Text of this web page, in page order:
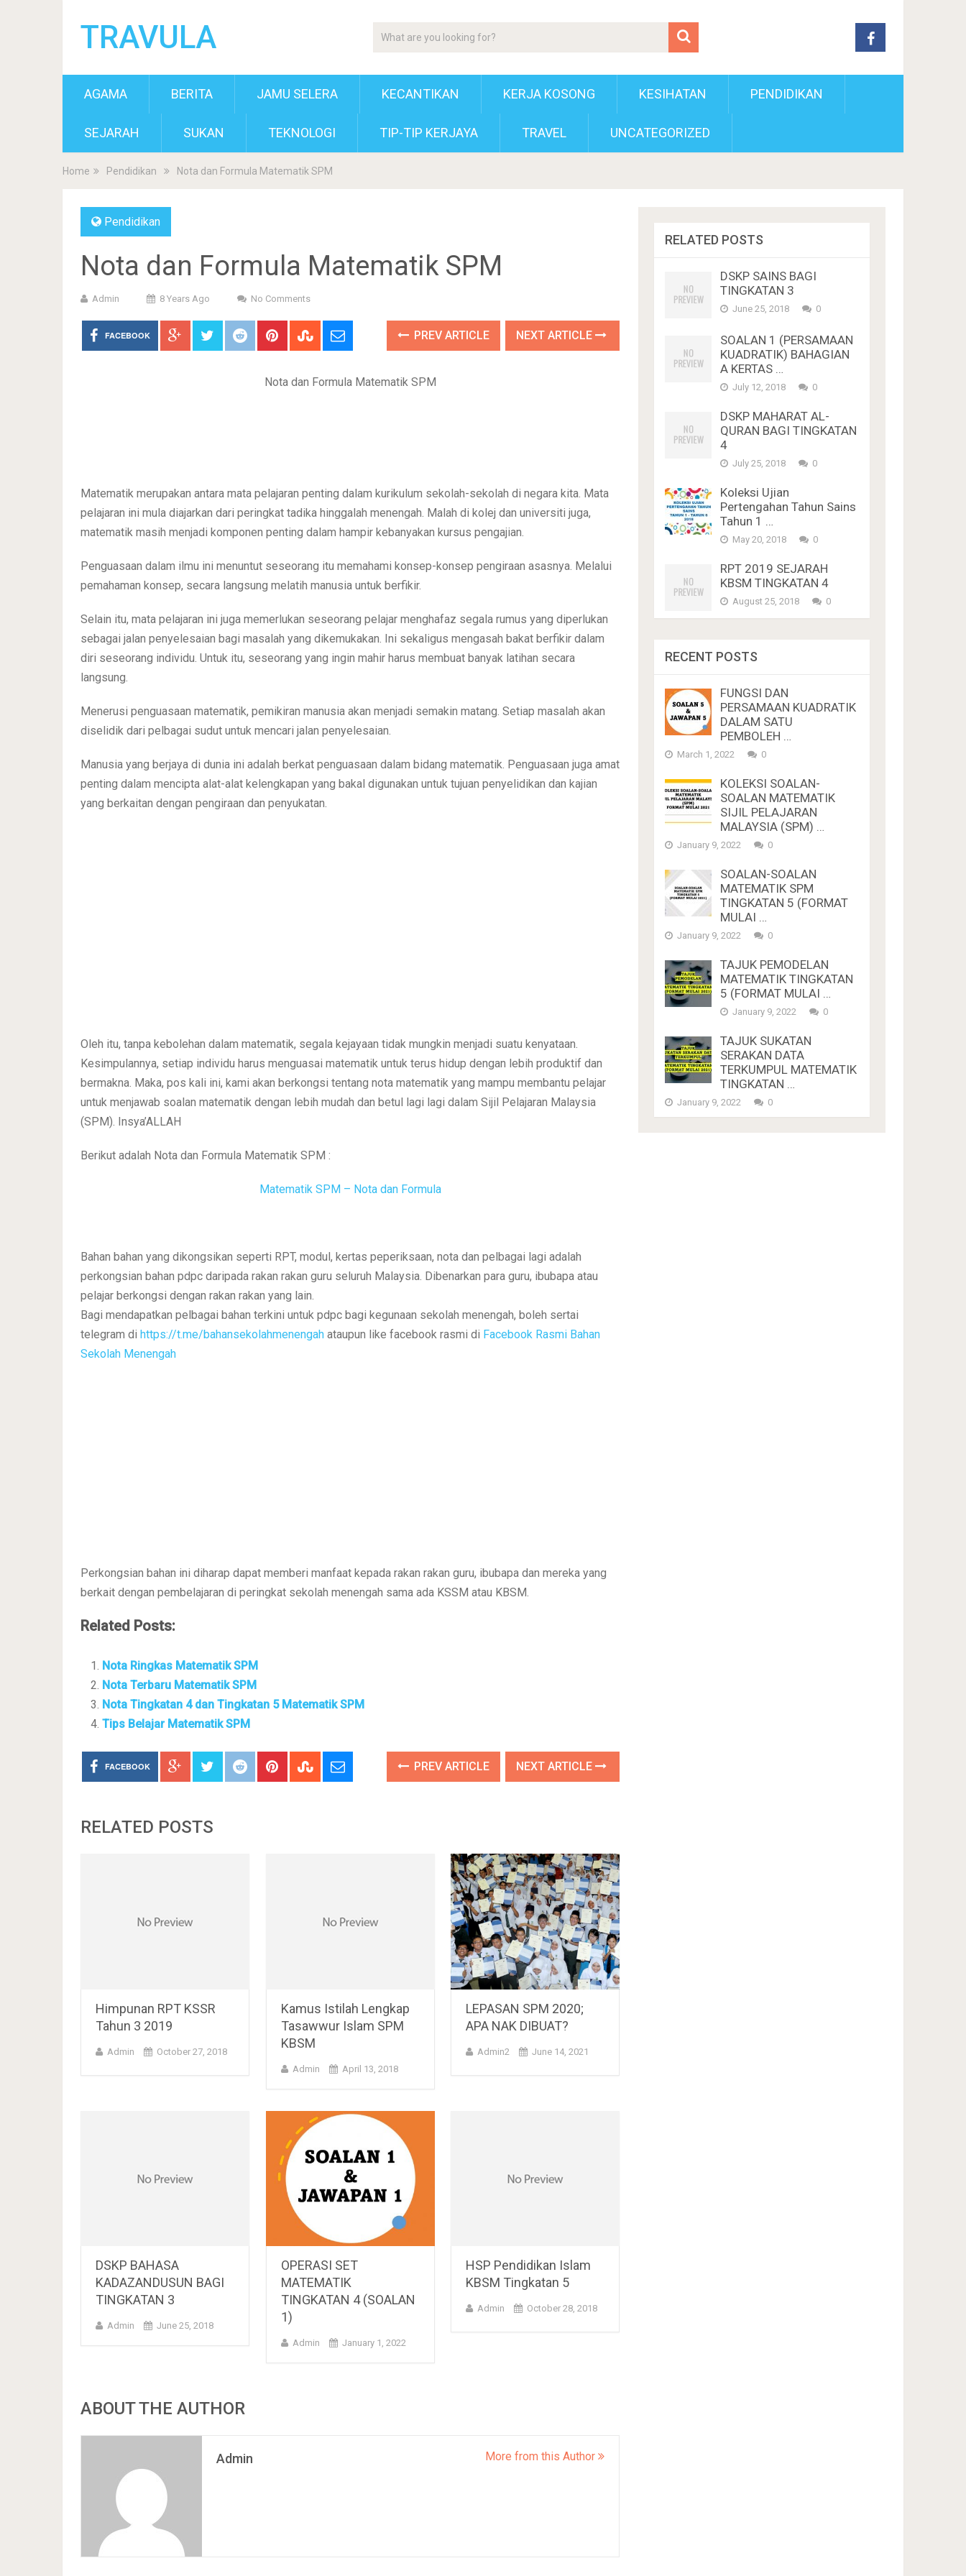
TRAVULA
AGAMA BERITA JAMU SELERA KECANTIKAN KERJA KOSONG KESIHATAN PENDIDIKAN
SEJARAH SUKAN TEKNOLOGI TIP-TIP KERJAYA TRAVEL UNCATEGORIZED
Home Pendidikan Nota dan Formula Matematik SPM
Pendidikan
Nota dan Formula Matematik SPM
Admin 8 Years Ago No Comments
FACEBOOK PREV ARTICLE NEXT ARTICLE
Nota dan Formula Matematik SPM
Matematik merupakan antara mata pelajaran penting dalam kurikulum sekolah-sekolah di negara kita. Mata
pelajaran ini mula diajarkan dari peringkat tadika hinggalah menengah. Malah di kolej dan universiti juga,
matematik masih menjadi komponen penting dalam hampir kebanyakan kursus pengajian.
Penguasaan dalam ilmu ini menuntut seseorang itu memahami konsep-konsep pengiraan asasnya. Melalui
pemahaman konsep, secara langsung melatih manusia untuk berfikir.
Selain itu, mata pelajaran ini juga memerlukan seseorang pelajar menghafaz segala rumus yang diperlukan
sebagai jalan penyelesaian bagi masalah yang dikemukakan. Ini sekaligus mengasah bakat berfikir dalam
diri seseorang individu. Untuk itu, seseorang yang ingin mahir harus membuat banyak latihan secara
langsung.
Menerusi penguasaan matematik, pemikiran manusia akan menjadi semakin matang. Setiap masalah akan
diselidik dari pelbagai sudut untuk mencari jalan penyelesaian.
Manusia yang berjaya di dunia ini adalah berkat penguasaan dalam bidang matematik. Penguasaan juga amat
penting dalam mencipta alat-alat kelengkapan yang bakal digunakan untuk tujuan penyelidikan dan kajian
yang berkaitan dengan pengiraan dan penyukatan.
Oleh itu, tanpa kebolehan dalam matematik, segala kejayaan tidak mungkin menjadi suatu kenyataan.
Kesimpulannya, setiap individu harus menguasai matematik untuk terus hidup dengan lebih produktif dan
bermakna. Maka, pos kali ini, kami akan berkongsi tentang nota matematik yang mampu membantu pelajar
untuk menjawab soalan matematik dengan lebih mudah dan betul lagi lagi dalam Sijil Pelajaran Malaysia
(SPM). Insya’ALLAH
Berikut adalah Nota dan Formula Matematik SPM :
Matematik SPM – Nota dan Formula
Bahan bahan yang dikongsikan seperti RPT, modul, kertas peperiksaan, nota dan pelbagai lagi adalah
perkongsian bahan pdpc daripada rakan rakan guru seluruh Malaysia. Dibenarkan para guru, ibubapa atau
pelajar berkongsi dengan rakan rakan yang lain.
Bagi mendapatkan pelbagai bahan terkini untuk pdpc bagi kegunaan sekolah menengah, boleh sertai
telegram di https://t.me/bahansekolahmenengah ataupun like facebook rasmi di Facebook Rasmi Bahan
Sekolah Menengah
Perkongsian bahan ini diharap dapat memberi manfaat kepada rakan rakan guru, ibubapa dan mereka yang
berkait dengan pembelajaran di peringkat sekolah menengah sama ada KSSM atau KBSM.
Related Posts:
Nota Ringkas Matematik SPM
Nota Terbaru Matematik SPM
Nota Tingkatan 4 dan Tingkatan 5 Matematik SPM
Tips Belajar Matematik SPM
FACEBOOK PREV ARTICLE NEXT ARTICLE
RELATED POSTS
Himpunan RPT KSSR
Tahun 3 2019
Admin October 27, 2018
Kamus Istilah Lengkap
Tasawwur Islam SPM
KBSM
Admin April 13, 2018
LEPASAN SPM 2020;
APA NAK DIBUAT?
Admin2 June 14, 2021
DSKP BAHASA
KADAZANDUSUN BAGI
TINGKATAN 3
Admin June 25, 2018
OPERASI SET
MATEMATIK
TINGKATAN 4 (SOALAN
1)
Admin January 1, 2022
HSP Pendidikan Islam
KBSM Tingkatan 5
Admin October 28, 2018
ABOUT THE AUTHOR
Admin More from this Author
RELATED POSTS
DSKP SAINS BAGI
TINGKATAN 3
June 25, 2018 0
SOALAN 1 (PERSAMAAN
KUADRATIK) BAHAGIAN
A KERTAS …
July 12, 2018 0
DSKP MAHARAT AL-
QURAN BAGI TINGKATAN
4
July 25, 2018 0
Koleksi Ujian
Pertengahan Tahun Sains
Tahun 1 …
May 20, 2018 0
RPT 2019 SEJARAH
KBSM TINGKATAN 4
August 25, 2018 0
RECENT POSTS
FUNGSI DAN
PERSAMAAN KUADRATIK
DALAM SATU
PEMBOLEH …
March 1, 2022 0
KOLEKSI SOALAN-
SOALAN MATEMATIK
SIJIL PELAJARAN
MALAYSIA (SPM) …
January 9, 2022 0
SOALAN-SOALAN
MATEMATIK SPM
TINGKATAN 5 (FORMAT
MULAI …
January 9, 2022 0
TAJUK PEMODELAN
MATEMATIK TINGKATAN
5 (FORMAT MULAI …
January 9, 2022 0
TAJUK SUKATAN
SERAKAN DATA
TERKUMPUL MATEMATIK
TINGKATAN …
January 9, 2022 0